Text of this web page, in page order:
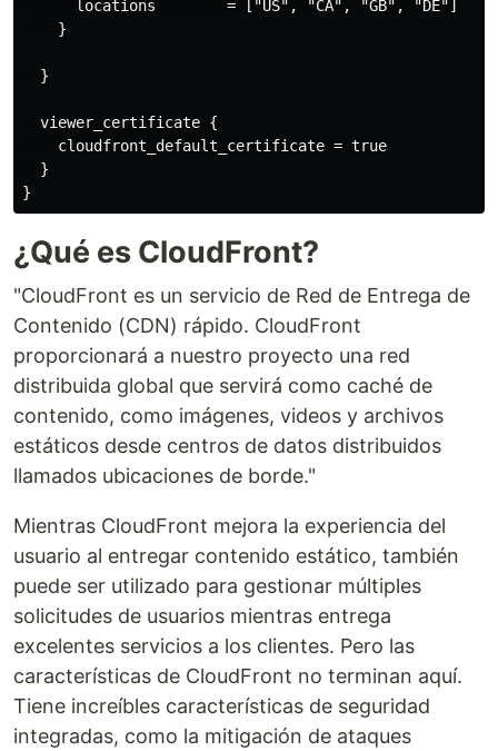
      locations        = ["US", "CA", "GB", "DE"]
    }
  }
  viewer_certificate {
    cloudfront_default_certificate = true
  }
¿Qué es CloudFront?
"CloudFront es un servicio de Red de Entrega de
Contenido (CDN) rápido. CloudFront
proporcionará a nuestro proyecto una red
distribuida global que servirá como caché de
contenido, como imágenes, videos y archivos
estáticos desde centros de datos distribuidos
llamados ubicaciones de borde."
Mientras CloudFront mejora la experiencia del
usuario al entregar contenido estático, también
puede ser utilizado para gestionar múltiples
solicitudes de usuarios mientras entrega
excelentes servicios a los clientes. Pero las
características de CloudFront no terminan aquí.
Tiene increíbles características de seguridad
integradas, como la mitigación de ataques